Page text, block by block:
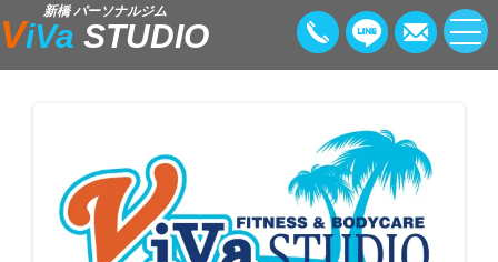
新橋 パーソナルジム
ViVa STUDIO